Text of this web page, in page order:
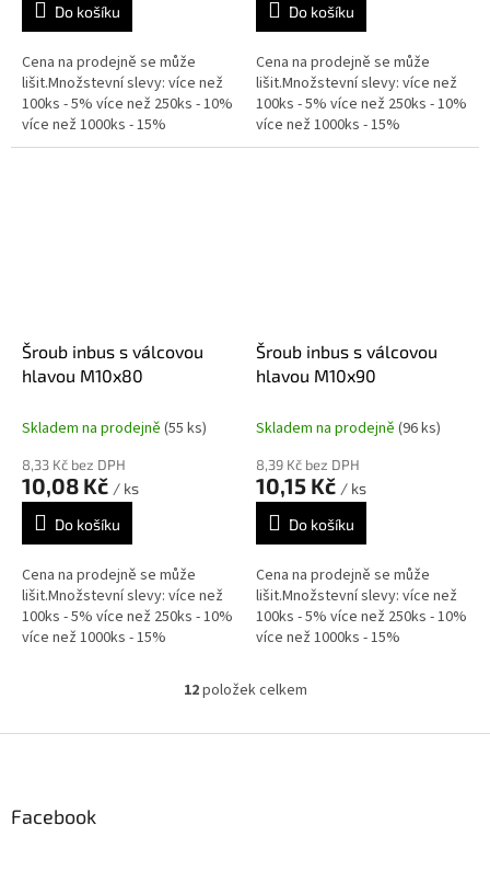
Do košíku
Cena na prodejně se může
lišit.Množstevní slevy: více než
100ks - 5% více než 250ks - 10%
více než 1000ks - 15%
Do košíku
Cena na prodejně se může
lišit.Množstevní slevy: více než
100ks - 5% více než 250ks - 10%
více než 1000ks - 15%
Šroub inbus s válcovou
hlavou M10x80
Skladem na prodejně (55 ks)
8,33 Kč bez DPH
10,08 Kč / ks
Do košíku
Cena na prodejně se může
lišit.Množstevní slevy: více než
100ks - 5% více než 250ks - 10%
více než 1000ks - 15%
Šroub inbus s válcovou
hlavou M10x90
Skladem na prodejně (96 ks)
8,39 Kč bez DPH
10,15 Kč / ks
Do košíku
Cena na prodejně se může
lišit.Množstevní slevy: více než
100ks - 5% více než 250ks - 10%
více než 1000ks - 15%
O
l
12položek celkem
Facebook